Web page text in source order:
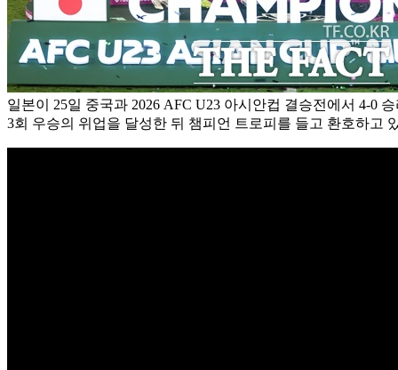
일본이 25일 중국과 2026 AFC U23 아시안컵 결승전에서 4-0
3회 우승의 위업을 달성한 뒤 챔피언 트로피를 들고 환호하고